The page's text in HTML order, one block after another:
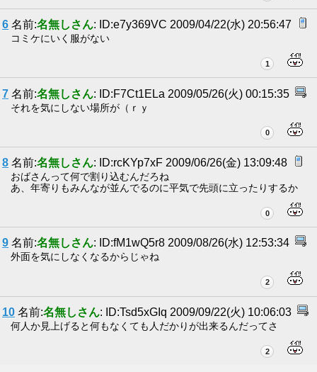
6 名前:名無しさん: ID:e7y369VC 2009/04/22(水) 20:56:47
コミケにいく服がない
1
7 名前:名無しさん: ID:F7Ct1ELa 2009/05/26(火) 00:15:35
それを気にしない場所が（ｒｙ
0
8 名前:名無しさん: ID:rcKYp7xF 2009/06/26(金) 13:09:48
おばさんって何で割り込むんだろね
あ、年寄りもみんなが並んでるのに平気で先頭に立ったりするか
0
9 名前:名無しさん: ID:fM1wQ5r8 2009/08/26(水) 12:53:34
外面を気にしなくなるからじゃね
2
10 名前:名無しさん: ID:Tsd5xGIq 2009/09/22(火) 10:06:03
何人か見上げると何もなくても人だかりが出来るんだってさ
2